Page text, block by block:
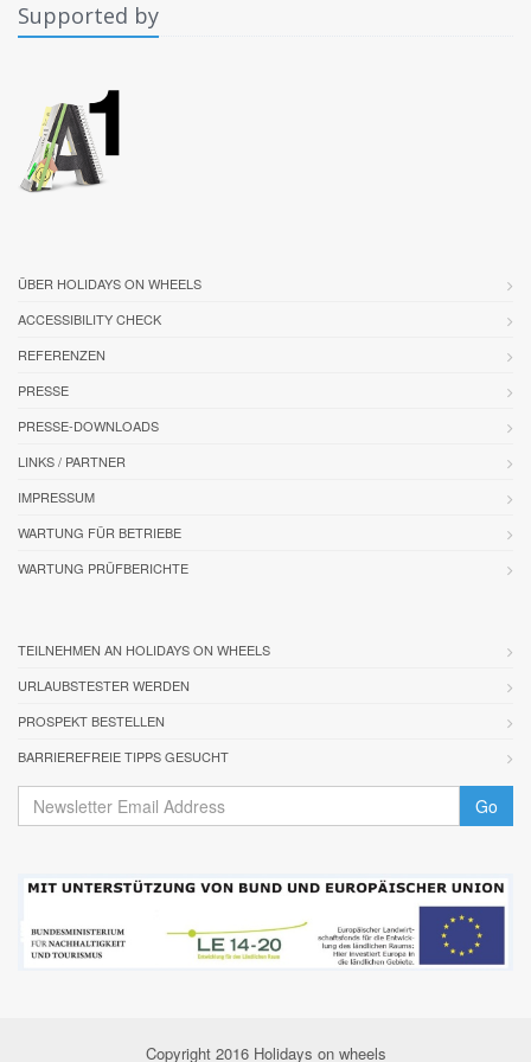
Supported by
ÜBER HOLIDAYS ON WHEELS
ACCESSIBILITY CHECK
REFERENZEN
PRESSE
PRESSE-DOWNLOADS
LINKS / PARTNER
IMPRESSUM
WARTUNG FÜR BETRIEBE
WARTUNG PRÜFBERICHTE
TEILNEHMEN AN HOLIDAYS ON WHEELS
URLAUBSTESTER WERDEN
PROSPEKT BESTELLEN
BARRIEREFREIE TIPPS GESUCHT
Go
Copyright 2016 Holidays on wheels